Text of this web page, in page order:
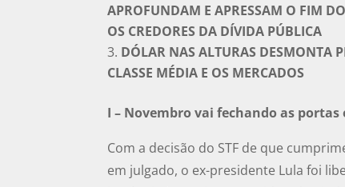
APROFUNDAM E APRESSAM O FIM
OS CREDORES DA DÍVIDA PÚBLICA
DÓLAR NAS ALTURAS DESMONTA
CLASSE MÉDIA E OS MERCADOS
I – Novembro vai fechando as
Com a decisão do STF de que
em julgado, o ex-presidente Lula foi